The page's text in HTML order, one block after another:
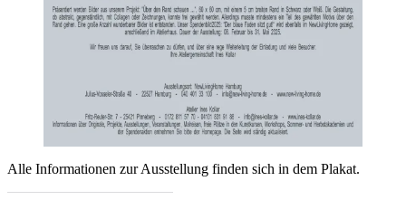
Alle Informationen zur Ausstellung finden sich in dem Plakat.